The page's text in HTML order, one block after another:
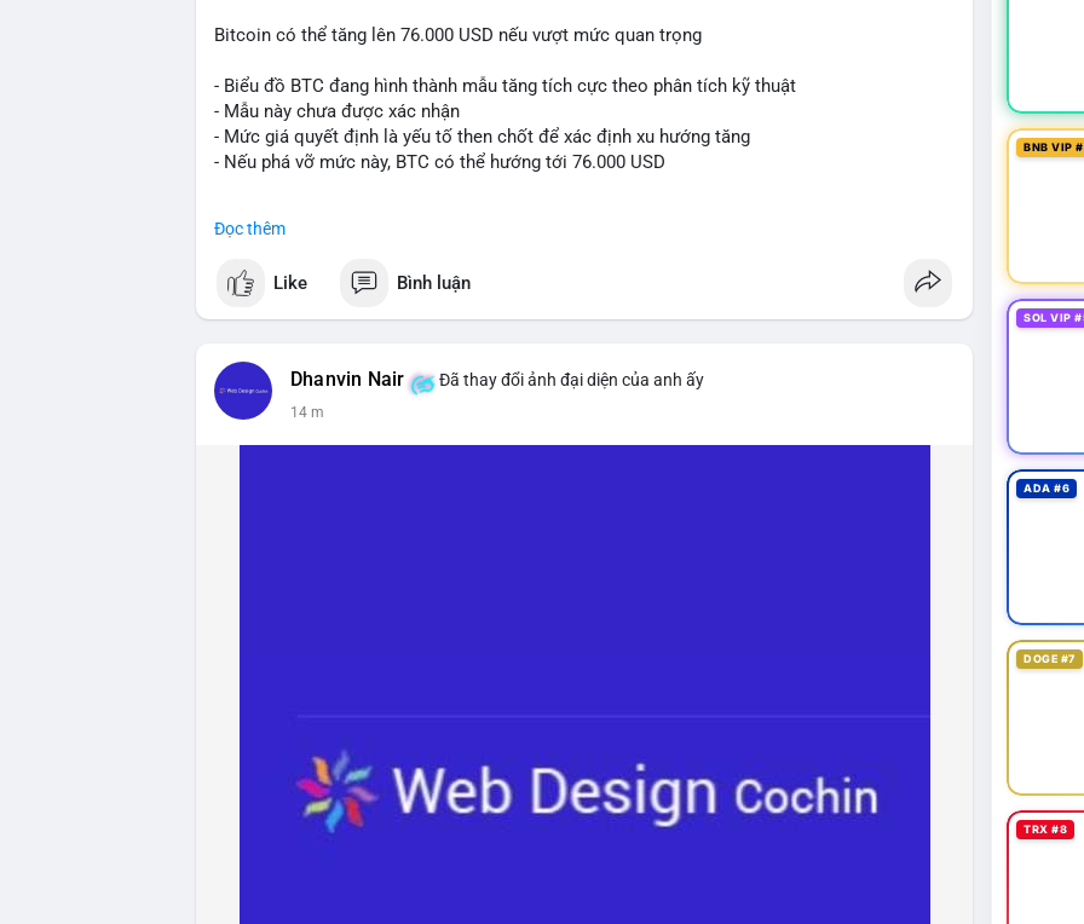
Bitcoin có thể tăng lên 76.000 USD nếu vượt mức quan trọng
- Biểu đồ BTC đang hình thành mẫu tăng tích cực theo phân tích kỹ thuật
- Mẫu này chưa được xác nhận
- Mức giá quyết định là yếu tố then chốt để xác định xu hướng tăng
- Nếu phá vỡ mức này, BTC có thể hướng tới 76.000 USD
#vlikevn #titanbot
📰 Nguồn: CoinDesk
Đọc thêm
Like Bình luận
Dhanvin Nair Đã thay đổi ảnh đại diện của anh ấy
14 m
BNB VIP
SOL VIP
ADA #6
DOGE #7
TRX #8